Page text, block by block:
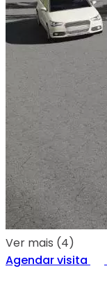
Ver mais (4)
Agendar visita